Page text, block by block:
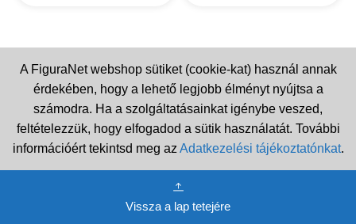
A FiguraNet webshop sütiket (cookie-kat) használ annak
érdekében, hogy a lehető legjobb élményt nyújtsa a
számodra. Ha a szolgáltatásainkat igénybe veszed,
feltételezzük, hogy elfogadod a sütik használatát. További
információért tekintsd meg az Adatkezelési tájékoztatónkat.
Vissza a lap tetejére